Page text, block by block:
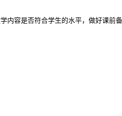
内容是否符合学生的水平，做好课前